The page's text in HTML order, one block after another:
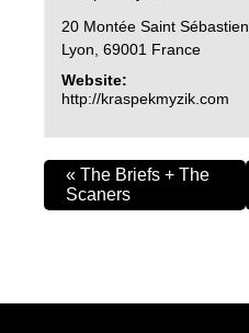
20 Montée Saint Sébastien
Lyon 69001 France
Website:
http://kraspekmyzik.com
« The Briefs + The
Scaners